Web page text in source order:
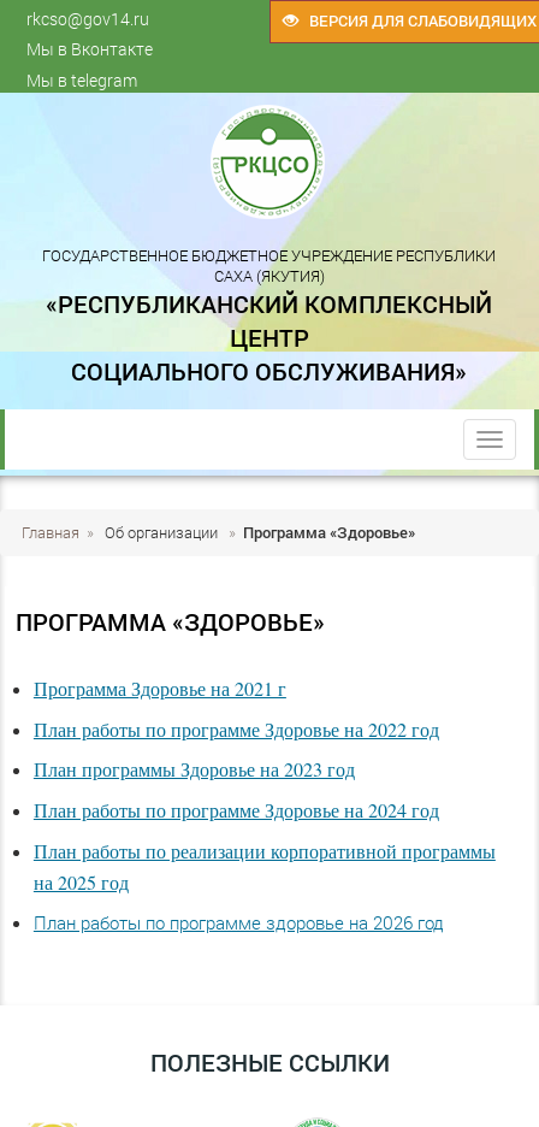
ВЕРСИЯ ДЛЯ СЛАБОВИДЯЩИХ
rkcso@gov14.ru
Мы в Вконтакте
Мы в telegram
ГОСУДАРСТВЕННОЕ БЮДЖЕТНОЕ УЧРЕЖДЕНИЕ РЕСПУБЛИКИ
САХА (ЯКУТИЯ)
«РЕСПУБЛИКАНСКИЙ КОМПЛЕКСНЫЙ
ЦЕНТР
СОЦИАЛЬНОГО ОБСЛУЖИВАНИЯ»
trk
Главная » Об организации » Программа «Здоровье»
ПРОГРАММА «ЗДОРОВЬЕ»
Программа Здоровье на 2021 г
План работы по программе Здоровье на 2022 год
План программы Здоровье на 2023 год
План работы по программе Здоровье на 2024 год
План работы по реализации корпоративной программы
на 2025 год
План работы по программе здоровье на 2026 год
ПОЛЕЗНЫЕ ССЫЛКИ